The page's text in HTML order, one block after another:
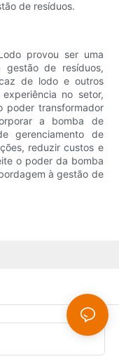
de resíduos.
provou ser uma
gestão de resíduos,
de lodo e outros
no setor,
poder transformador
a bomba de
gerenciamento de
reduzir custos e
o poder da bomba
à gestão de